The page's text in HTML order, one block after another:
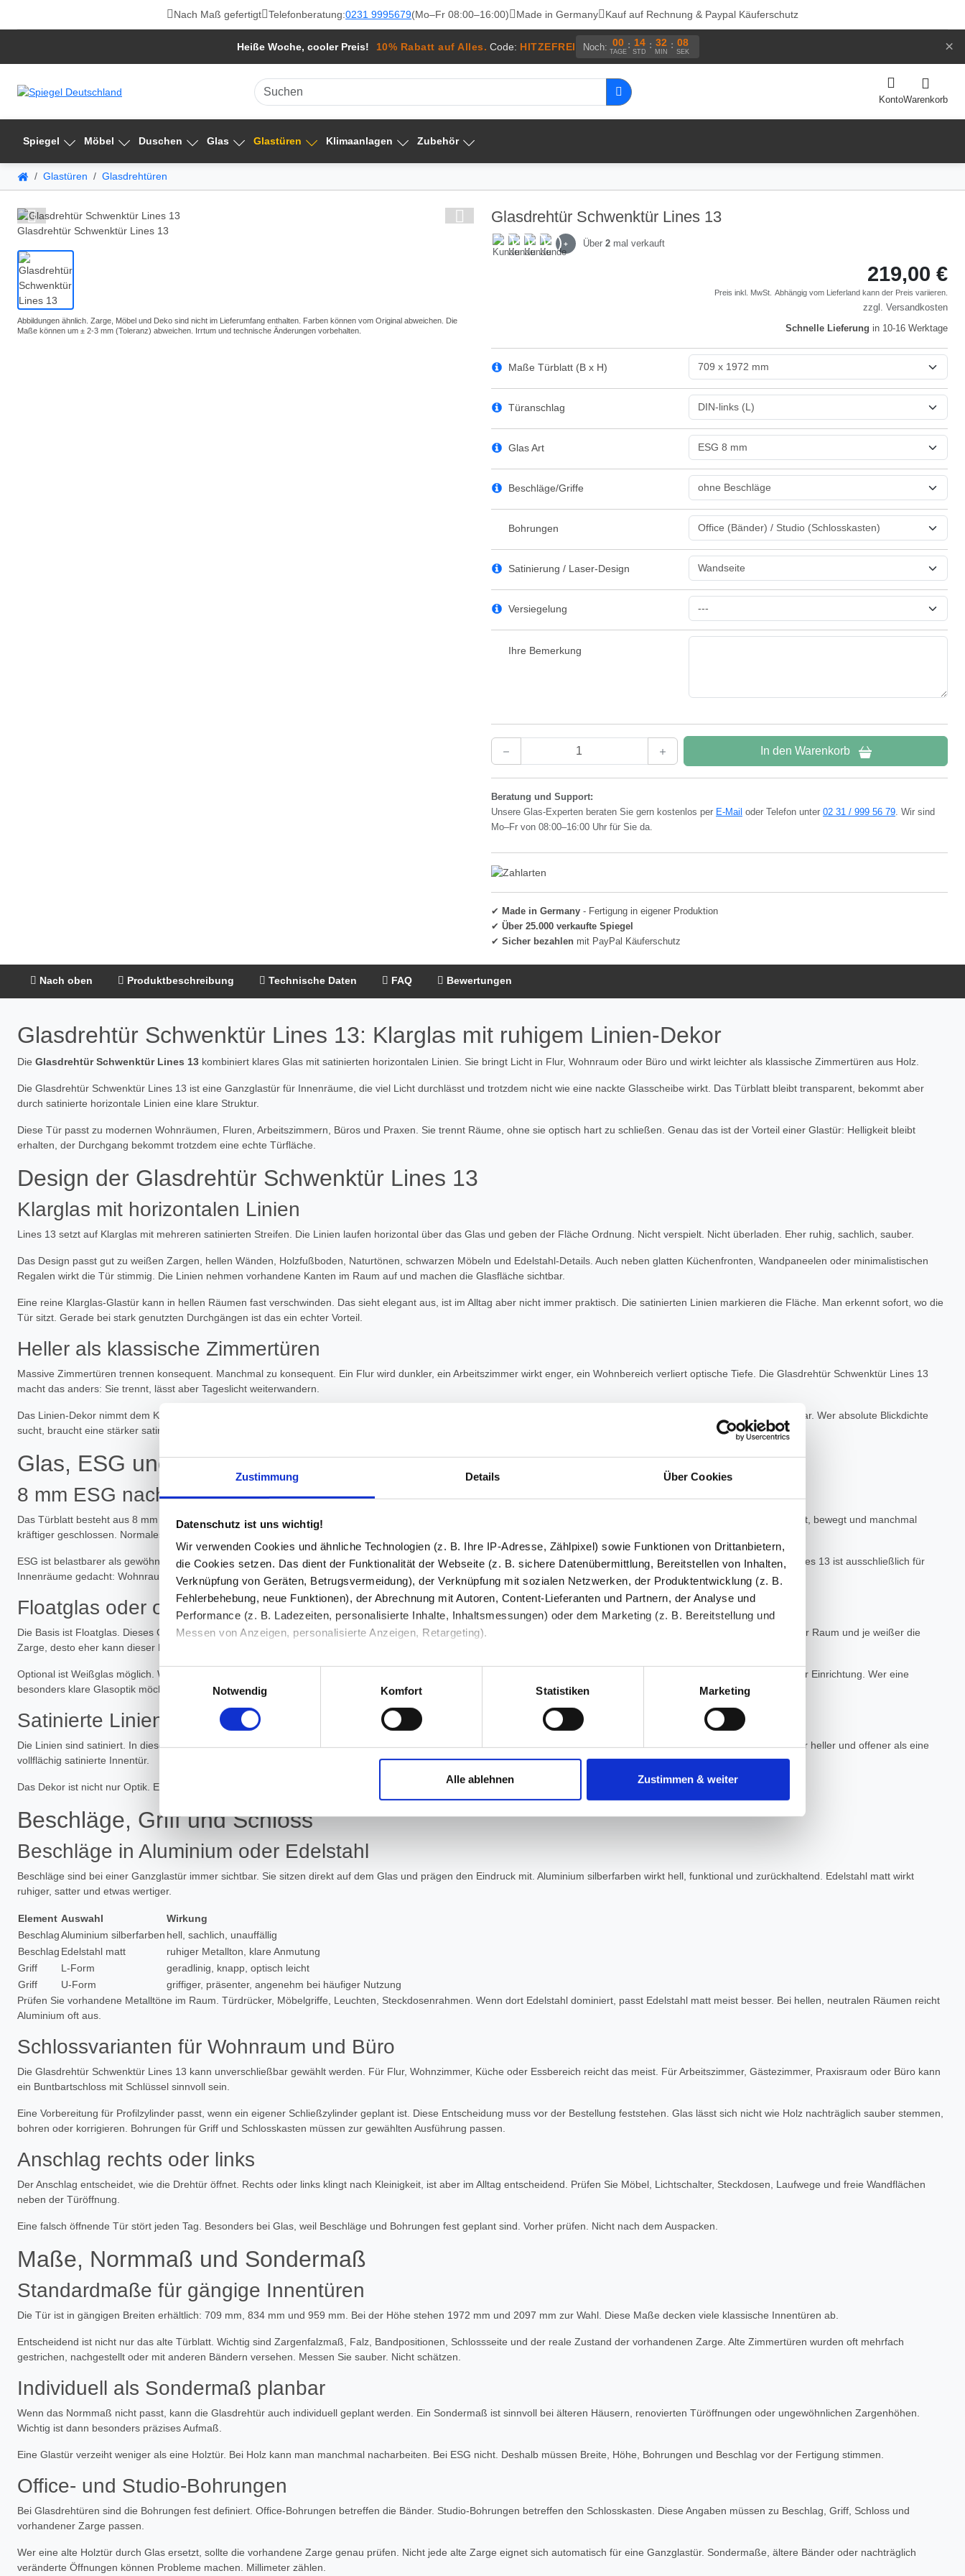
Zustimmung Details Über Cookies
Datenschutz ist uns wichtig!
Wir verwenden Cookies und ähnliche Technologien (z. B. Ihre IP-Adresse, Zählpixel) sowie Funktionen von Drittanbietern,
die Cookies setzen. Das dient der Funktionalität der Webseite (z. B. sichere Datenübermittlung, Bereitstellen von Inhalten,
Verknüpfung von Geräten, Betrugsvermeidung), der Verknüpfung mit sozialen Netzwerken, der Produktentwicklung (z. B.
Fehlerbehebung, neue Funktionen), der Abrechnung mit Autoren, Content-Lieferanten und Partnern, der Analyse und
Performance (z. B. Ladezeiten, personalisierte Inhalte, Inhaltsmessungen) oder dem Marketing (z. B. Bereitstellung und
Messen von Anzeigen, personalisierte Anzeigen, Retargeting).
Die Einzelheiten können Sie unter Datenschutz nachlesen. Über den Link "Cookies" am Seitenende können Sie mehr über
die eingesetzten Technologien und Partner erfahren und die von Ihnen gewünschten Einstellungen vornehmen.
Indem Sie auf den Button "Zustimmen" klicken, willigen Sie in die Verarbeitung Ihrer personenbezogenen Daten zu den
Einwilligungsauswahl
Notwendig
Komfort Statistiken Marketing
Alle ablehnen Zustimmen & weiter
Nach Maß gefertigt Telefonberatung:0231 9995679(Mo–Fr 08:00–16:00) Made in Germany Kauf auf Rechnung & Paypal Käuferschutz
Heiße Woche, cooler Preis! 10% Rabatt auf Alles. Code: HITZEFREI Noch: 00
TAGE
: 14
STD
: 32
MIN
: 07
SEK ×
KontoWarenkorb
Spiegel Möbel Duschen Glas Glastüren Klimaanlagen Zubehör
Glastüren Glasdrehtüren
Glasdrehtür Schwenktür Lines 13
Glasdrehtür Schwenktür Lines 13
+ Über 2 mal verkauft
219,00 €
Preis inkl. MwSt. Abhängig vom Lieferland kann der Preis variieren.
zzgl. Versandkosten
Schnelle Lieferung in 10-16 Werktage
Maße Türblatt (B x H)
Türanschlag
Glas Art
Beschläge/Griffe
Bohrungen
Satinierung / Laser-Design
Versiegelung
Ihre Bemerkung
In den Warenkorb
Beratung und Support:
Unsere Glas-Experten beraten Sie gern kostenlos per E-Mail oder Telefon unter 02 31 / 999 56 79. Wir sind
Mo–Fr von 08:00–16:00 Uhr für Sie da.
✔ Made in Germany - Fertigung in eigener Produktion
✔ Über 25.000 verkaufte Spiegel
✔ Sicher bezahlen mit PayPal Käuferschutz
Nach oben Produktbeschreibung Technische Daten FAQ Bewertungen
Glasdrehtür Schwenktür Lines 13: Klarglas mit ruhigem Linien-Dekor
Die Glasdrehtür Schwenktür Lines 13 kombiniert klares Glas mit satinierten horizontalen Linien. Sie bringt Licht in Flur, Wohnraum oder Büro und wirkt leichter als klassische Zimmertüren aus Holz.
Die Glasdrehtür Schwenktür Lines 13 ist eine Ganzglastür für Innenräume, die viel Licht durchlässt und trotzdem nicht wie eine nackte Glasscheibe wirkt. Das Türblatt bleibt transparent, bekommt aber
durch satinierte horizontale Linien eine klare Struktur.
Diese Tür passt zu modernen Wohnräumen, Fluren, Arbeitszimmern, Büros und Praxen. Sie trennt Räume, ohne sie optisch hart zu schließen. Genau das ist der Vorteil einer Glastür: Helligkeit bleibt
erhalten, der Durchgang bekommt trotzdem eine echte Türfläche.
Design der Glasdrehtür Schwenktür Lines 13
Klarglas mit horizontalen Linien
Lines 13 setzt auf Klarglas mit mehreren satinierten Streifen. Die Linien laufen horizontal über das Glas und geben der Fläche Ordnung. Nicht verspielt. Nicht überladen. Eher ruhig, sachlich, sauber.
Das Design passt gut zu weißen Zargen, hellen Wänden, Holzfußboden, Naturtönen, schwarzen Möbeln und Edelstahl-Details. Auch neben glatten Küchenfronten, Wandpaneelen oder minimalistischen
Regalen wirkt die Tür stimmig. Die Linien nehmen vorhandene Kanten im Raum auf und machen die Glasfläche sichtbar.
Eine reine Klarglas-Glastür kann in hellen Räumen fast verschwinden. Das sieht elegant aus, ist im Alltag aber nicht immer praktisch. Die satinierten Linien markieren die Fläche. Man erkennt sofort, wo die
Tür sitzt. Gerade bei stark genutzten Durchgängen ist das ein echter Vorteil.
Heller als klassische Zimmertüren
Massive Zimmertüren trennen konsequent. Manchmal zu konsequent. Ein Flur wird dunkler, ein Arbeitszimmer wirkt enger, ein Wohnbereich verliert optische Tiefe. Die Glasdrehtür Schwenktür Lines 13
macht das anders: Sie trennt, lässt aber Tageslicht weiterwandern.
Das Linien-Dekor nimmt dem Klarglas etwas direkte Transparenz. Vollständigen Sichtschutz bietet diese Ausführung aber nicht. Licht, Konturen und Bewegung bleiben sichtbar. Wer absolute Blickdichte
sucht, braucht eine stärker satinierte Variante. Wer Helligkeit, Durchblick und eine klare Gestaltung will, liegt mit Lines 13 richtig.
Glas, ESG und Sicherheitsglas
8 mm ESG nach DIN EN 12150-1
Das Türblatt besteht aus 8 mm Einscheiben-Sicherheitsglas, kurz ESG. Für Glasdrehtüren im Innenbereich ist das der richtige Standard. Eine Tür wird täglich genutzt, berührt, bewegt und manchmal
kräftiger geschlossen. Normales Glas wäre dafür die falsche Wahl.
ESG ist belastbarer als gewöhnliches Glas und zerfällt bei Bruch in kleine, stumpfere Stücke. Das Sicherheitsglas entspricht DIN EN 12150-1. Die Glasdrehtür Schwenktür Lines 13 ist ausschließlich für
Innenräume gedacht: Wohnraum, Flur, Arbeitszimmer, Büro, Praxis oder Studio. Für außen ist sie nicht geeignet.
Floatglas oder optional Weißglas
Die Basis ist Floatglas. Dieses Glas kann einen leichten Grünschimmer zeigen, besonders an den Kanten. Das ist kein Fehler, sondern typisch für normales Glas. Je heller der Raum und je weißer die
Zarge, desto eher kann dieser Farbton auffallen.
Optional ist Weißglas möglich. Weißglas reduziert den grünen Eigenfarbton und wirkt neutraler. Das lohnt sich bei weißen Türzargen, hellen Wandflächen und sehr reduzierter Einrichtung. Wer eine
besonders klare Glasoptik möchte, wählt Weißglas. Wer pragmatisch plant, kommt mit Floatglas meist gut zurecht.
Satinierte Linien als Dekor
Die Linien sind satiniert. In diesen Bereichen streut die Oberfläche das Licht und reduziert die direkte Durchsicht etwas. Die übrige Glasfläche bleibt klar. Dadurch wirkt die Tür heller und offener als eine
vollflächig satinierte Innentür.
Das Dekor ist nicht nur Optik. Es hilft auch bei der Orientierung. Die Glasfläche wird besser wahrgenommen, ohne dass der Raum dunkel oder geschlossen wirkt.
Beschläge, Griff und Schloss
Beschläge in Aluminium oder Edelstahl
Beschläge sind bei einer Ganzglastür immer sichtbar. Sie sitzen direkt auf dem Glas und prägen den Eindruck mit. Aluminium silberfarben wirkt hell, funktional und zurückhaltend. Edelstahl matt wirkt
ruhiger, satter und etwas wertiger.
Element Auswahl
Wirkung
BeschlagAluminium silberfarben hell, sachlich, unauffällig
Beschlag Edelstahl matt
ruhiger Metallton, klare Anmutung
Griff
L-Form
geradlinig, knapp, optisch leicht
Griff
U-Form
griffiger, präsenter, angenehm bei häufiger Nutzung
Prüfen Sie vorhandene Metalltöne im Raum. Türdrücker, Möbelgriffe, Leuchten, Steckdosenrahmen. Wenn dort Edelstahl dominiert, passt Edelstahl matt meist besser. Bei hellen, neutralen Räumen reicht
Aluminium oft aus.
Schlossvarianten für Wohnraum und Büro
Die Glasdrehtür Schwenktür Lines 13 kann unverschließbar gewählt werden. Für Flur, Wohnzimmer, Küche oder Essbereich reicht das meist. Für Arbeitszimmer, Gästezimmer, Praxisraum oder Büro kann
ein Buntbartschloss mit Schlüssel sinnvoll sein.
Eine Vorbereitung für Profilzylinder passt, wenn ein eigener Schließzylinder geplant ist. Diese Entscheidung muss vor der Bestellung feststehen. Glas lässt sich nicht wie Holz nachträglich sauber stemmen,
bohren oder korrigieren. Bohrungen für Griff und Schlosskasten müssen zur gewählten Ausführung passen.
Anschlag rechts oder links
Der Anschlag entscheidet, wie die Drehtür öffnet. Rechts oder links klingt nach Kleinigkeit, ist aber im Alltag entscheidend. Prüfen Sie Möbel, Lichtschalter, Steckdosen, Laufwege und freie Wandflächen
neben der Türöffnung.
Eine falsch öffnende Tür stört jeden Tag. Besonders bei Glas, weil Beschläge und Bohrungen fest geplant sind. Vorher prüfen. Nicht nach dem Auspacken.
Maße, Normmaß und Sondermaß
Standardmaße für gängige Innentüren
Die Tür ist in gängigen Breiten erhältlich: 709 mm, 834 mm und 959 mm. Bei der Höhe stehen 1972 mm und 2097 mm zur Wahl. Diese Maße decken viele klassische Innentüren ab.
Entscheidend ist nicht nur das alte Türblatt. Wichtig sind Zargenfalzmaß, Falz, Bandpositionen, Schlossseite und der reale Zustand der vorhandenen Zarge. Alte Zimmertüren wurden oft mehrfach
gestrichen, nachgestellt oder mit anderen Bändern versehen. Messen Sie sauber. Nicht schätzen.
Individuell als Sondermaß planbar
Wenn das Normmaß nicht passt, kann die Glasdrehtür auch individuell geplant werden. Ein Sondermaß ist sinnvoll bei älteren Häusern, renovierten Türöffnungen oder ungewöhnlichen Zargenhöhen.
Wichtig ist dann besonders präzises Aufmaß.
Eine Glastür verzeiht weniger als eine Holztür. Bei Holz kann man manchmal nacharbeiten. Bei ESG nicht. Deshalb müssen Breite, Höhe, Bohrungen und Beschlag vor der Fertigung stimmen.
Office- und Studio-Bohrungen
Bei Glasdrehtüren sind die Bohrungen fest definiert. Office-Bohrungen betreffen die Bänder. Studio-Bohrungen betreffen den Schlosskasten. Diese Angaben müssen zu Beschlag, Griff, Schloss und
vorhandener Zarge passen.
Wer eine alte Holztür durch Glas ersetzt, sollte die vorhandene Zarge genau prüfen. Nicht jede alte Zarge eignet sich automatisch für eine Ganzglastür. Sondermaße, ältere Bänder oder nachträglich
veränderte Öffnungen können Probleme machen. Millimeter zählen.